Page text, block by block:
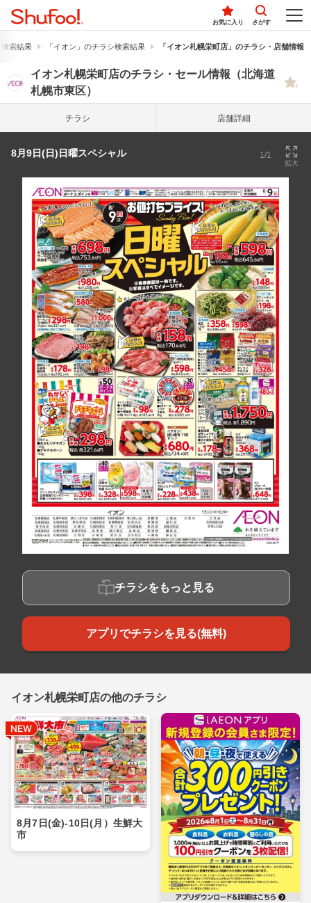
お気に入り さがす
索結果 「イオン」のチラシ検索結果 「イオン札幌栄町店」のチラシ・店舗情報
イオン札幌栄町店のチラシ・セール情報（北海道
札幌市東区）
チラシ 店舗詳細
8月9日(日)日曜スペシャル 1/1
拡大
チラシをもっと見る
アプリでチラシを見る(無料)
イオン札幌栄町店の他のチラシ
8月7日(金)-10日(月）生鮮大
市